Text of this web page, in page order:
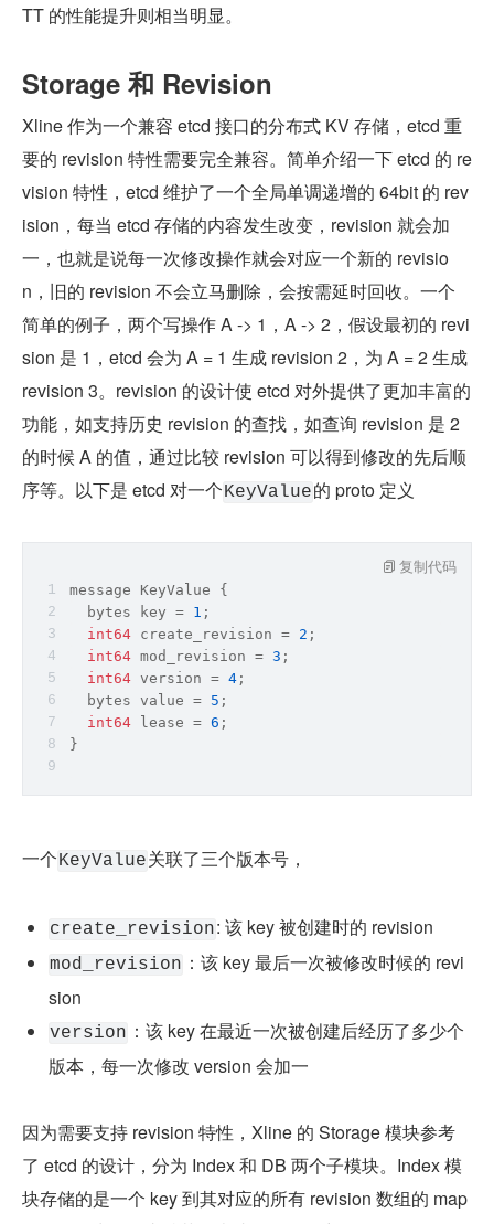
TT 的性能提升则相当明显。
Storage 和 Revision
Xline 作为一个兼容 etcd 接口的分布式 KV 存储，etcd 重
要的 revision 特性需要完全兼容。简单介绍一下 etcd 的 re
vision 特性，etcd 维护了一个全局单调递增的 64bit 的 rev
ision，每当 etcd 存储的内容发生改变，revision 就会加
一，也就是说每一次修改操作就会对应一个新的 revisio
n，旧的 revision 不会立马删除，会按需延时回收。一个
简单的例子，两个写操作 A -> 1，A -> 2，假设最初的 revi
sion 是 1，etcd 会为 A = 1 生成 revision 2，为 A = 2 生成
revision 3。revision 的设计使 etcd 对外提供了更加丰富的
功能，如支持历史 revision 的查找，如查询 revision 是 2
的时候 A 的值，通过比较 revision 可以得到修改的先后顺
序等。以下是 etcd 对一个KeyValue的 proto 定义
message KeyValue {
bytes key = 1 ;
int64 create_revision = 2 ;
int64 mod_revision = 3 ;
int64 version = 4 ;
bytes value = 5 ;
int64 lease = 6 ;
}
复制代码
一个KeyValue关联了三个版本号，
create_revision: 该 key 被创建时的 revision
mod_revision ：该 key 最后一次被修改时候的 revi
sion
version ：该 key 在最近一次被创建后经历了多少个
版本，每一次修改 version 会加一
因为需要支持 revision 特性，Xline 的 Storage 模块参考
了 etcd 的设计，分为 Index 和 DB 两个子模块。Index 模
块存储的是一个 key 到其对应的所有 revision 数组的 map